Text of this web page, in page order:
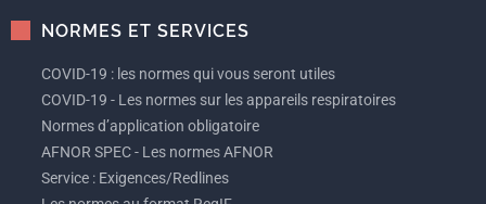
NORMES ET SERVICES
COVID-19 : les normes qui vous seront utiles
COVID-19 - Les normes sur les appareils respiratoires
Normes d’application obligatoire
AFNOR SPEC - Les normes AFNOR
Service : Exigences/Redlines